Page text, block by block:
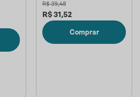
R$ 39,48
R$31,52
Comprar